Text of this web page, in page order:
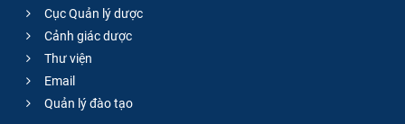
Cục Quản lý dược
Cảnh giác dược
Thư viện
Email
Quản lý đào tạo